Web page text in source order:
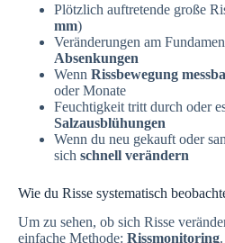
Plötzlich auftretende große
mm)
Veränderungen am
Absenkungen
Wenn Rissbewegung
oder Monate
Feuchtigkeit tritt durch oder
Salzausblühungen
Wenn du neu gekauft oder
sich schnell verändern
Wie du Risse systematisch
Um zu sehen, ob sich Risse
einfache Methode: Rissmonitoring.